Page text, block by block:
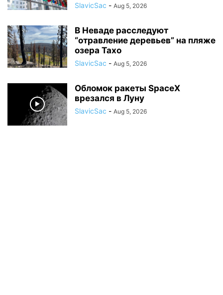
SlavicSac - Aug 5, 2026
В Неваде расследуют
“отравление деревьев” на пляже
озера Тахо
SlavicSac - Aug 5, 2026
Обломок ракеты SpaceX
врезался в Луну
SlavicSac - Aug 5, 2026